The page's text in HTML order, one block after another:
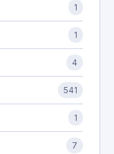
1
1
4
541
1
7